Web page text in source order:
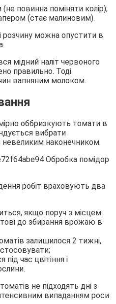
повинна поміняти колір);
(стає малиновим).
розчину можна опустити в
мідний наліт червоного
правильно. Тоді
вапняним молоком.
оббризкують томати в
вибрати
невеликим наконечником.
робіт враховують два
якщо поруч з місцем
до збирання врожаю в
залишилося 2 тижні,
час цвітіння і
не підходять дні з
випаданням роси